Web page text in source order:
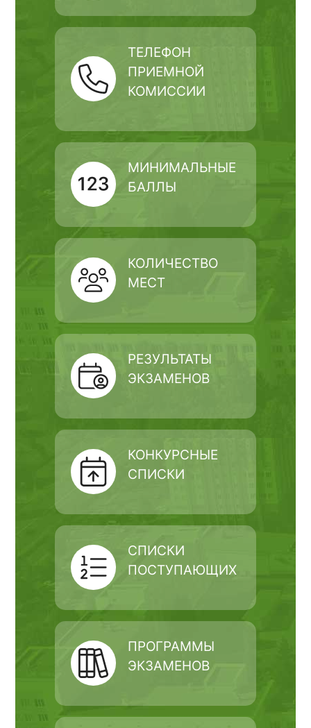
ТЕЛЕФОН
ПРИЕМНОЙ
КОМИССИИ
МИНИМАЛЬНЫЕ
БАЛЛЫ
КОЛИЧЕСТВО
МЕСТ
РЕЗУЛЬТАТЫ
ЭКЗАМЕНОВ
КОНКУРСНЫЕ
СПИСКИ
СПИСКИ
ПОСТУПАЮЩИХ
ПРОГРАММЫ
ЭКЗАМЕНОВ